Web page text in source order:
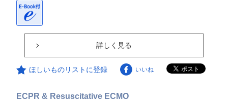
詳しく見る
ほしいものリストに登録 いいね
ECPR & Resuscitative ECMO